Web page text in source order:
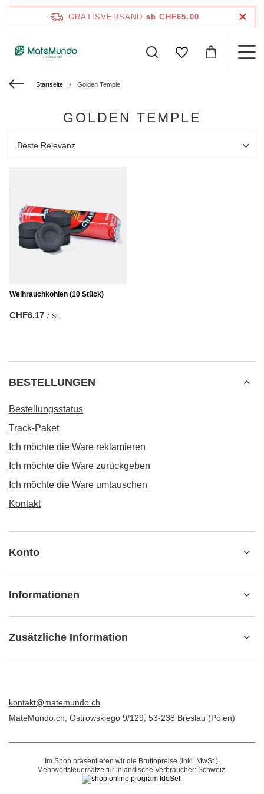
GRATISVERSAND ab CHF65.00
Startseite Golden Temple
GOLDEN TEMPLE
Sortierung ändern
Beste Relevanz
Weihrauchkohlen (10 Stück)
CHF6.17 / St.
BESTELLUNGEN
Bestellungsstatus
Track-Paket
Ich möchte die Ware reklamieren
Ich möchte die Ware zurückgeben
Ich möchte die Ware umtauschen
Kontakt
Konto
Informationen
Zusätzliche Information
kontakt@matemundo.ch
MateMundo.ch Ostrowskiego 9/129 53-238 Breslau (Polen)
Im Shop präsentieren wir die Bruttopreise (inkl. MwSt.).
Mehrwertsteuersätze für inländische Verbraucher: Schweiz